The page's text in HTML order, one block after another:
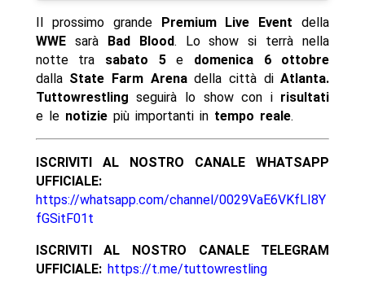
Il prossimo grande Premium Live Event della
WWEsarà Bad Blood. Lo show si terrà nella
notte tra sabato 5e domenica 6
ottobre
dalla State Farm Arenadella città diAtlanta.
Tuttowrestling seguirà lo show con i risultati
e le notiziepiù importanti in tempo reale.
ISCRIVITI AL NOSTRO CANALE WHATSAPP
UFFICIALE:
https://whatsapp.com/channel/0029VaE6VKfLI8Y
fGSitF01t
ISCRIVITI AL NOSTRO CANALE TELEGRAM
UFFICIALE: https://t.me/tuttowrestling